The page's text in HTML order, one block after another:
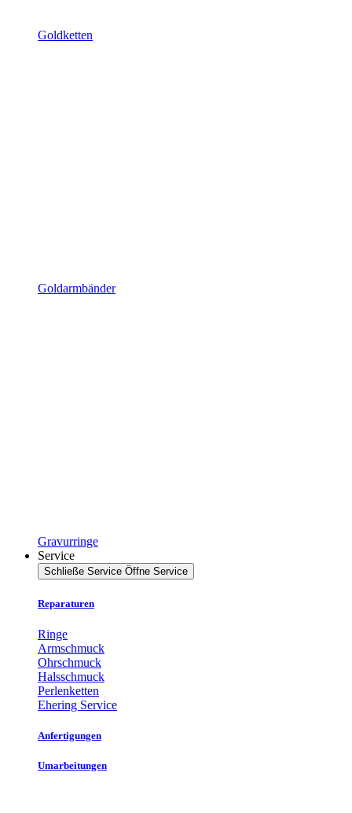
Goldketten
Goldarmbänder
Gravurringe
Service
Schließe Service Öffne Service
Reparaturen
Ringe
Armschmuck
Ohrschmuck
Halsschmuck
Perlenketten
Ehering Service
Anfertigungen
Umarbeitungen